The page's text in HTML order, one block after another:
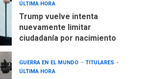
ÚLTIMA HORA
Trump vuelve intenta
nuevamente limitar
ciudadanía por nacimiento
GUERRA EN EL MUNDO
TITULARES
ÚLTIMA HORA